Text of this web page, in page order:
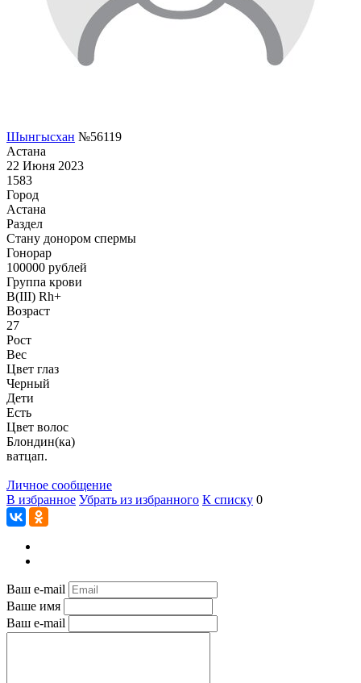
Шынгысхан №56119
Астана
22 Июня 2023
1583
Город
Астана
Раздел
Стану донором спермы
Гонoрар
100000 рублей
Группа крови
B(III) Rh+
Возраст
27
Рост
Вес
Цвет глаз
Черный
Дети
Есть
Цвет волос
Блондин(ка)
ватцап.
Личное сообщение
В избранное Убрать из избранного К списку 0
Ваш e-mail
Ваше имя
Ваш e-mail